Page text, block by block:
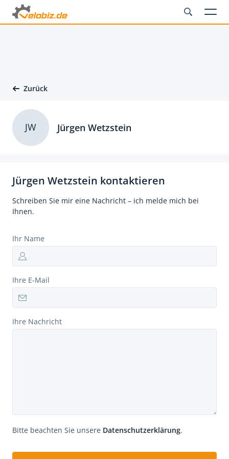
Zurück
Jürgen Wetzstein kontaktieren
Schreiben Sie mir eine Nachricht – ich melde mich bei
Ihnen.
Ihr Name
Ihre E-Mail
Ihre Nachricht
Bitte beachten Sie unsere Datenschutzerklärung.
JW Jürgen Wetzstein